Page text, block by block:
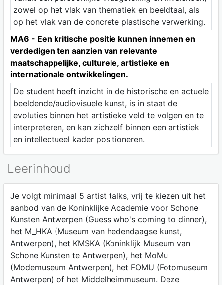
zowel op het vlak van thematiek en beeldtaal, als
op het vlak van de concrete plastische verwerking.
MA6 - Een kritische positie kunnen innemen en
verdedigen ten aanzien van relevante
maatschappelijke, culturele, artistieke en
internationale ontwikkelingen.
De student heeft inzicht in de historische en actuele
beeldende/audiovisuele kunst, is in staat de
evoluties binnen het artistieke veld te volgen en te
interpreteren, en kan zichzelf binnen een artistiek
en intellectueel kader positioneren.
Leerinhoud
Je volgt minimaal 5 artist talks, vrij te kiezen uit het
aanbod van de Koninklijke Academie voor Schone
Kunsten Antwerpen (Guess who's coming to dinner),
het M_HKA (Museum van hedendaagse kunst,
Antwerpen), het KMSKA (Koninklijk Museum van
Schone Kunsten te Antwerpen), het MoMu
(Modemuseum Antwerpen), het FOMU (Fotomuseum
Antwerpen) of het Middelheimmuseum. Deze